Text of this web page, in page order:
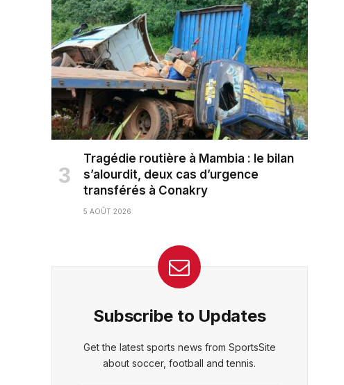
Tragédie routière à Mambia : le bilan
s’alourdit, deux cas d’urgence
transférés à Conakry
5 AOÛT 2026
Subscribe to Updates
Get the latest sports news from SportsSite
about soccer, football and tennis.